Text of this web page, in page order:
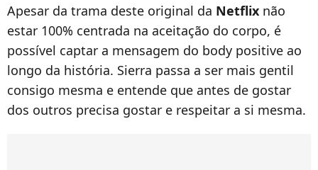
Apesar da trama deste original da Netflix não
estar 100% centrada na aceitação do corpo, é
possível captar a mensagem do body positive ao
longo da história. Sierra passa a ser mais gentil
consigo mesma e entende que antes de gostar
dos outros precisa gostar e respeitar a si mesma.